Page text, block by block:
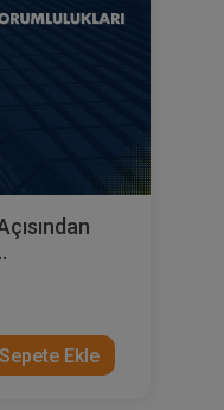
Ekle